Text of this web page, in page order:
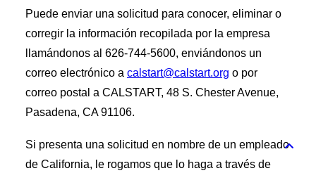
Puede enviar una solicitud para conocer, eliminar o
corregir la información recopilada por la empresa
llamándonos al 626-744-5600, enviándonos un
correo electrónico a calstart@calstart.org o por
correo postal a CALSTART, 48 S. Chester Avenue,
Pasadena, CA 91106.
Si presenta una solicitud en nombre de un empleado
de California, le rogamos que lo haga a través de